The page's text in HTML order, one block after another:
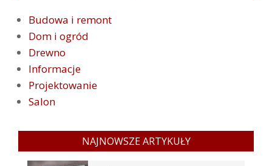
Budowa i remont
Dom i ogród
Drewno
Informacje
Projektowanie
Salon
NAJNOWSZE ARTYKUŁY